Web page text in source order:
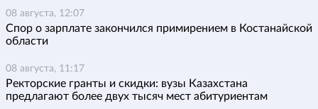
08 августа, 12:07
Спор о зарплате закончился примирением в Костанайской
области
08 августа, 11:17
Ректорские гранты и скидки: вузы Казахстана
предлагают более двух тысяч мест абитуриентам